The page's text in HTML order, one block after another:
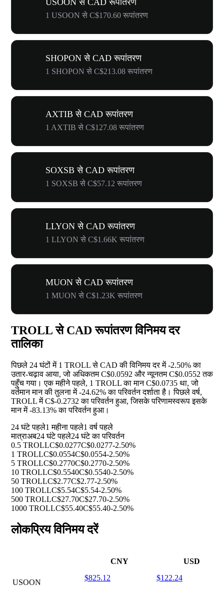
1 USOON से C$170.60 रूपांतरण
SHOPON से CAD रूपांतरण
1 SHOPON से C$213.08 रूपांतरण
AXTIB से CAD रूपांतरण
1 AXTIB से C$127.08 रूपांतरण
SOXSB से CAD रूपांतरण
1 SOXSB से C$57.12 रूपांतरण
LLYON से CAD रूपांतरण
1 LLYON से C$1.66K रूपांतरण
MUON से CAD रूपांतरण
1 MUON से C$1.23K रूपांतरण
TROLL से CAD रूपांतरण विनिमय दर
तालिका
पिछले 24 घंटों में 1 TROLL से CAD की विनिमय दर में-2.50%का
उतार-चढ़ाव आया, जो अधिकतम C$0.0592 और न्यूनतम C$0.0552 तक
पहुँच गया। एक महीने पहले, 1 TROLL का मान C$0.0735 था, जो
वर्तमान मान की तुलना में-24.62%का परिवर्तन दर्शाता है। पिछले वर्ष,
TROLL में C$-0.2732 का परिवर्तन हुआ, जिसके परिणामस्वरूप इसके
मान में-83.13%का परिवर्तन हुआ।
24 घंटे पहले1 महीना पहले1 वर्ष पहले
मात्राअब24 घंटे पहले24 घंटे का परिवर्तन
0.5 TROLLC$0.0277C$0.0277-2.50%
1 TROLLC$0.0554C$0.0554-2.50%
5 TROLLC$0.2770C$0.2770-2.50%
10 TROLLC$0.5540C$0.5540-2.50%
50 TROLLC$2.77C$2.77-2.50%
100 TROLLC$5.54C$5.54-2.50%
500 TROLLC$27.70C$27.70-2.50%
1000 TROLLC$55.40C$55.40-2.50%
लोकप्रिय विनिमय दरें
CNY USD
USOON
$825.12 $122.24